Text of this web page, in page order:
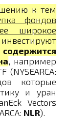
к тем
фондов
широкое
содержится
, например
которые
и уран
Vectors
NLR).